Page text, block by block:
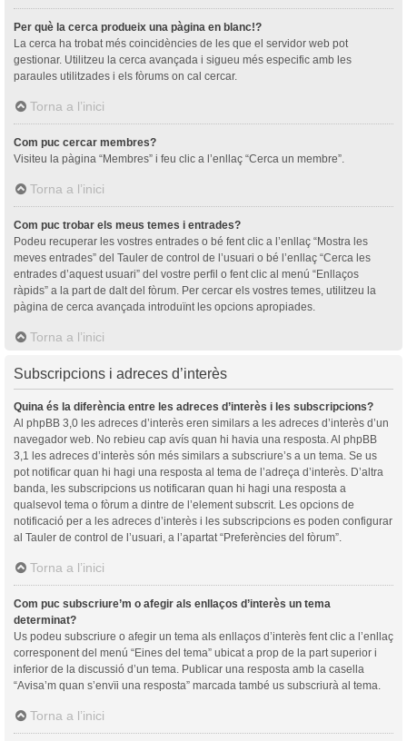
Per què la cerca produeix una pàgina en blanc!?
La cerca ha trobat més coincidències de les que el servidor web pot
gestionar. Utilitzeu la cerca avançada i sigueu més especific amb les
paraules utilitzades i els fòrums on cal cercar.
Torna a l’inici
Com puc cercar membres?
Visiteu la pàgina “Membres” i feu clic a l’enllaç “Cerca un membre”.
Torna a l’inici
Com puc trobar els meus temes i entrades?
Podeu recuperar les vostres entrades o bé fent clic a l’enllaç “Mostra les
meves entrades” del Tauler de control de l’usuari o bé l’enllaç “Cerca les
entrades d’aquest usuari” del vostre perfil o fent clic al menú “Enllaços
ràpids” a la part de dalt del fòrum. Per cercar els vostres temes, utilitzeu la
pàgina de cerca avançada introduïnt les opcions apropiades.
Torna a l’inici
Subscripcions i adreces d’interès
Quina és la diferència entre les adreces d’interès i les subscripcions?
Al phpBB 3,0 les adreces d’interès eren similars a les adreces d’interès d’un
navegador web. No rebieu cap avís quan hi havia una resposta. Al phpBB
3,1 les adreces d’interès són més similars a subscriure’s a un tema. Se us
pot notificar quan hi hagi una resposta al tema de l’adreça d’interès. D’altra
banda, les subscripcions us notificaran quan hi hagi una resposta a
qualsevol tema o fòrum a dintre de l’element subscrit. Les opcions de
notificació per a les adreces d’interès i les subscripcions es poden configurar
al Tauler de control de l’usuari, a l’apartat “Preferències del fòrum”.
Torna a l’inici
Com puc subscriure’m o afegir als enllaços d’interès un tema
determinat?
Us podeu subscriure o afegir un tema als enllaços d’interès fent clic a l’enllaç
corresponent del menú “Eines del tema” ubicat a prop de la part superior i
inferior de la discussió d’un tema. Publicar una resposta amb la casella
“Avisa’m quan s’envïi una resposta” marcada també us subscriurà al tema.
Torna a l’inici